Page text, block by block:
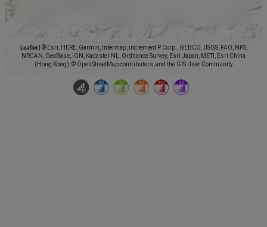
Leaflet
© Esri, HERE, Garmin, Intermap, increment P Corp., GEBCO, USGS, FAO, NPS,
NRCAN, GeoBase, IGN, Kadaster NL, Ordnance Survey, Esri Japan, METI, Esri China
(Hong Kong), © OpenStreetMap contributors, and the GIS User Community